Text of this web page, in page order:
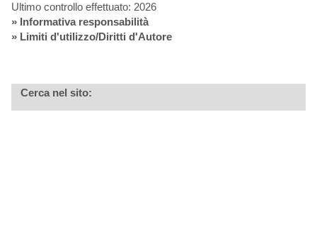
Ultimo controllo effettuato: 2026
» Informativa responsabilità
» Limiti d'utilizzo/Diritti d'Autore
Cerca nel sito: